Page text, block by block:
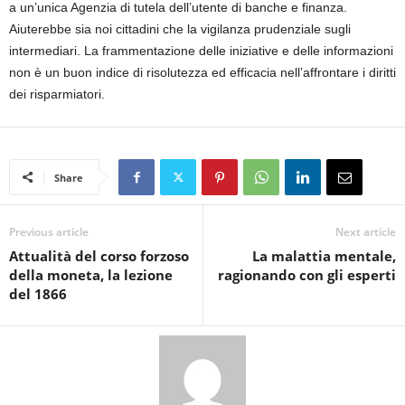
a un’unica Agenzia di tutela dell’utente di banche e finanza.
Aiuterebbe sia noi cittadini che la vigilanza prudenziale sugli
intermediari. La frammentazione delle iniziative e delle informazioni
non è un buon indice di risolutezza ed efficacia nell’affrontare i diritti
dei risparmiatori.
Share
Previous article
Attualità del corso forzoso
della moneta, la lezione
del 1866
Next article
La malattia mentale,
ragionando con gli esperti